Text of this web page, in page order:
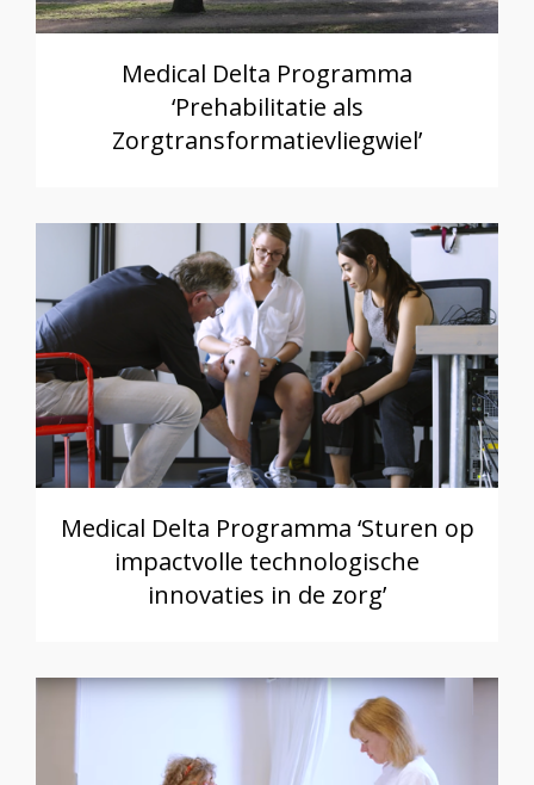
Medical Delta Programma
‘Prehabilitatie als
Zorgtransformatievliegwiel’
Medical Delta Programma ‘Sturen op
impactvolle technologische
innovaties in de zorg’